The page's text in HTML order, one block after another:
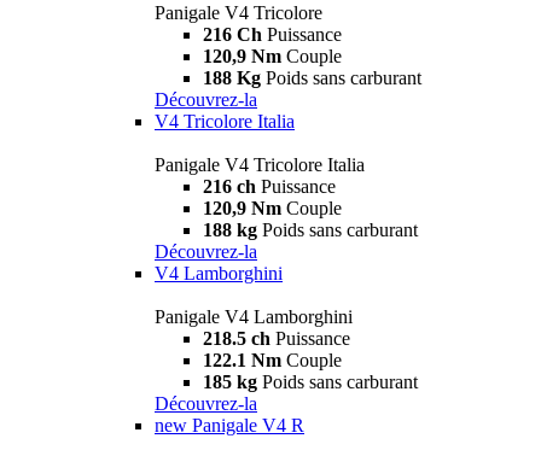
Panigale V4 Tricolore
216 Ch Puissance
120,9 Nm Couple
188 Kg Poids sans carburant
Découvrez-la
V4 Tricolore Italia
Panigale V4 Tricolore Italia
216 ch Puissance
120,9 Nm Couple
188 kg Poids sans carburant
Découvrez-la
V4 Lamborghini
Panigale V4 Lamborghini
218.5 ch Puissance
122.1 Nm Couple
185 kg Poids sans carburant
Découvrez-la
new Panigale V4 R